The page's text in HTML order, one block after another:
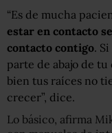
“Es de mucha
estar en contacto
contacto contigo.
parte de abajo de
bien tus raíces no
crecer”, dice.
Lo básico, afirma